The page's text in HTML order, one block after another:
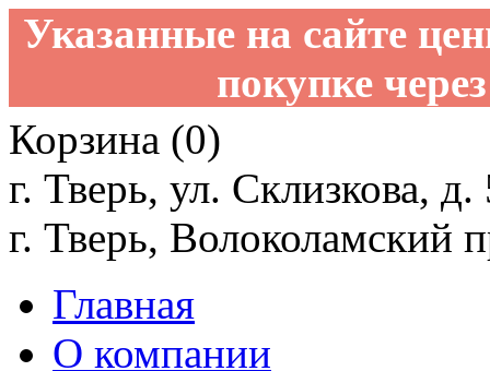
Указанные на сайте
покупке
Корзина (0)
г. Тверь, ул. Склизкова,
г. Тверь, Волоколамский
Главная
О компании